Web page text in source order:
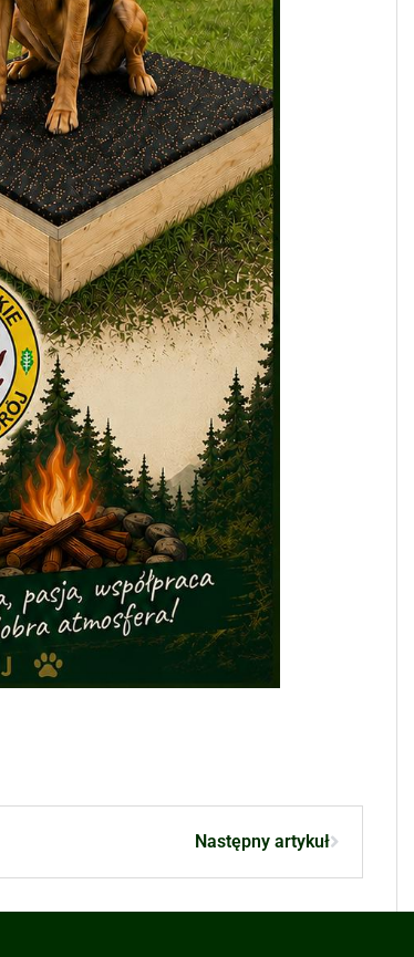
Następny artykuł